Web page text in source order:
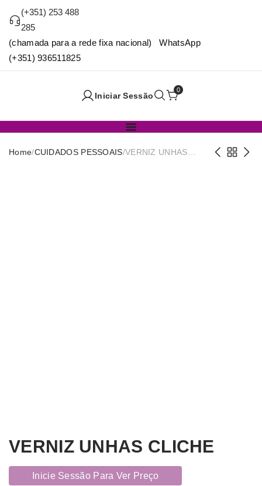
(+351) 253 488
285
(chamada para a rede fixa nacional) WhatsApp
(+351) 936511825
Iniciar Sessão
0
Home/CUIDADOS PESSOAIS/VERNIZ UNHAS
VERNIZ UNHAS CLICHE
Inicie Sessão Para Ver Preço